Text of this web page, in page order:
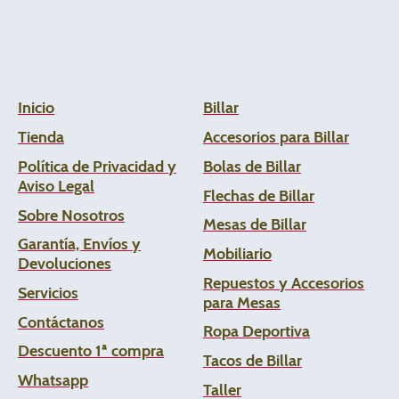
Inicio
Tienda
Política de Privacidad y
Aviso Legal
Sobre Nosotros
Garantía, Envíos y
Devoluciones
Servicios
Contáctanos
Descuento 1ª compra
Whatsapp
Billar
Accesorios para Billar
Bolas de Billar
Flechas de Billar
Mesas de Billar
Mobiliario
Repuestos y Accesorios
para Mesas
Ropa Deportiva
Tacos de Billar
Taller